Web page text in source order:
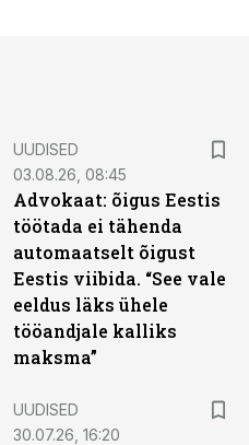
UUDISED
03.08.26, 08:45
Advokaat: õigus Eestis
töötada ei tähenda
automaatselt õigust
Eestis viibida. “See vale
eeldus läks ühele
tööandjale kalliks
maksma”
UUDISED
30.07.26, 16:20